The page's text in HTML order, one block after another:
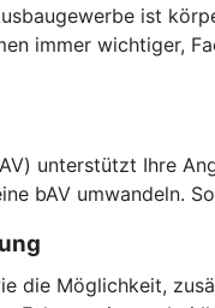
ist
immer wichtiger,
unterstützt Ihre
bAV umwandeln.
die Möglichkeit,